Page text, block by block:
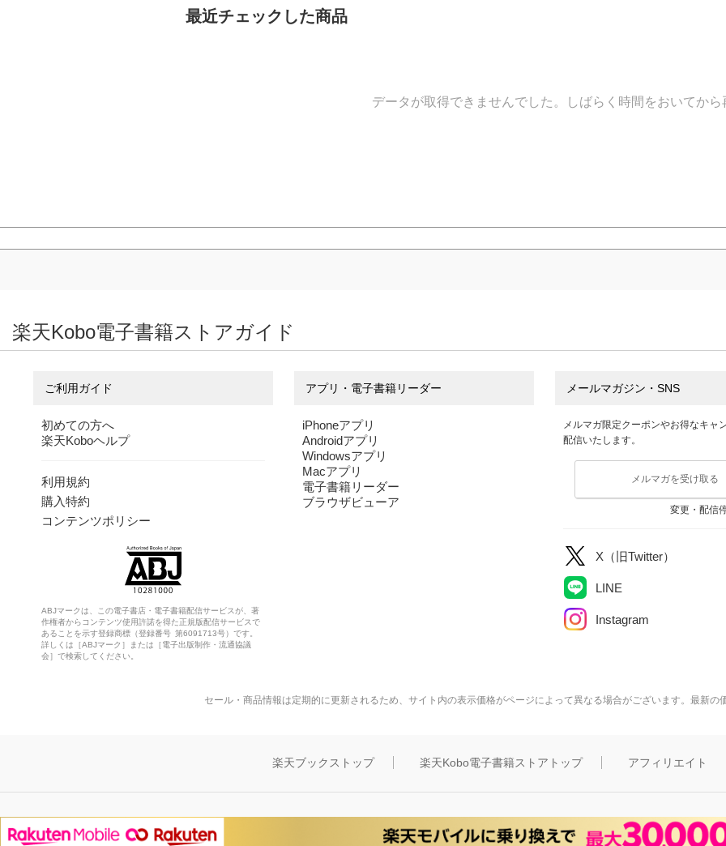
最近チェックした商品
データが取得できませんでした。しばらく時間をおいてから
楽天Kobo電子書籍ストアガイド
ご利用ガイド
初めての方へ
楽天Koboヘルプ
利用規約
購入特約
コンテンツポリシー
ABJマークは、この電子書店・電子書籍配信サービスが、著
作権者からコンテンツ使用許諾を得た正規版配信サービスで
あることを示す登録商標（登録番号 第6091713号）です。
詳しくは［ABJマーク］または［電子出版制作・流通協議
会］で検索してください。
アプリ・電子書籍リーダー
iPhoneアプリ
Androidアプリ
Windowsアプリ
Macアプリ
電子書籍リーダー
ブラウザビューア
メールマガジン・SNS
メルマガ限定クーポンやお得なキャ
配信いたします。
メルマガを受け取る
変更・配信
X（旧Twitter）
LINE
Instagram
セール・商品情報は定期的に更新されるため、サイト内の表示価格がページによって異なる場合がございます。最新の
楽天ブックストップ 楽天Kobo電子書籍ストアトップ アフィリエイト